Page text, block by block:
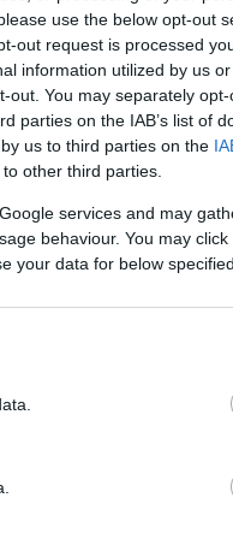
use the below opt-out
out request is processed
information utilized by us
out. You may separately
parties on the IAB’s list of
us to third parties on the
other third parties.
services and may
behaviour. You may
your data for below
Συνήθως αν χωρίσω
είμαι και
να τον σβήνεις
δεν σε αφήνει